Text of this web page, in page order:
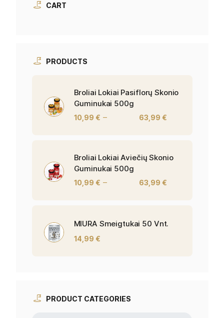
CART
PRODUCTS
Broliai Lokiai Pasiflorų Skonio
Guminukai 500g
10,99 € – 63,99 €
Broliai Lokiai Aviečių Skonio
Guminukai 500g
10,99 € – 63,99 €
MIURA Smeigtukai 50 Vnt.
14,99 €
PRODUCT CATEGORIES